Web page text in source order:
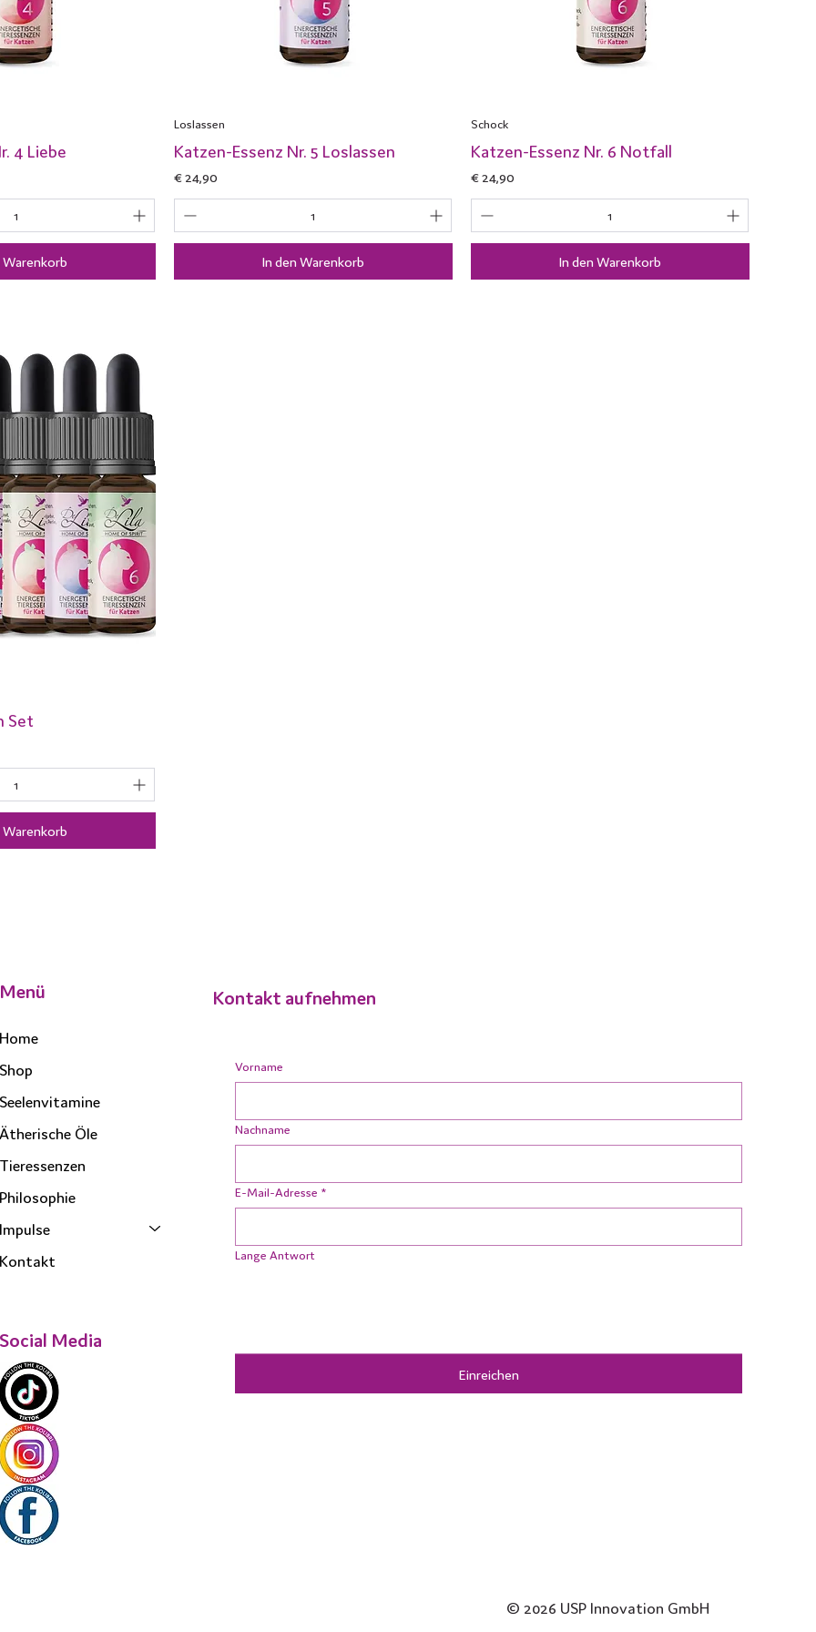
4 Liebe
Warenkorb
Loslassen
Katzen-Essenz Nr. 5 Loslassen
Preis
€ 24,90
In den Warenkorb
Schock
Katzen-Essenz Nr. 6 Notfall
Preis
€ 24,90
In den Warenkorb
Set
Warenkorb
Menü
Home
Shop
Seelenvitamine
Ätherische Öle
Tieressenzen
Philosophie
Impulse
Kontakt
Social Media
Kontakt aufnehmen
Vorname
Nachname
E-Mail-Adresse *
Lange Antwort
Einreichen
© 2026 USP Innovation GmbH